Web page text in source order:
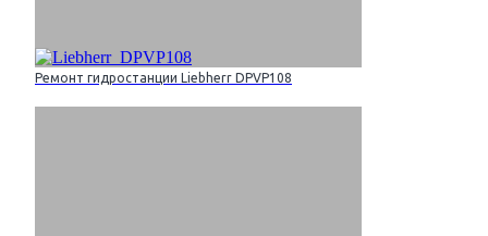
Ремонт гидростанции Liebherr DPVP108